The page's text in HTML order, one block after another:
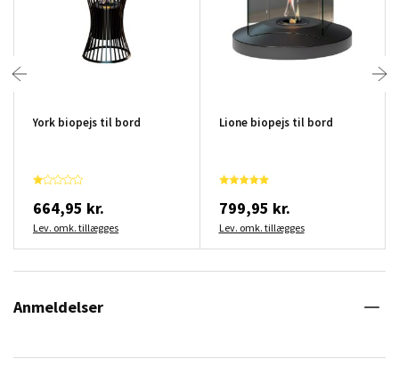
York biopejs til bord
664,95 kr.
Lev. omk. tillægges
Lione biopejs til bord
799,95 kr.
Lev. omk. tillægges
Anmeldelser